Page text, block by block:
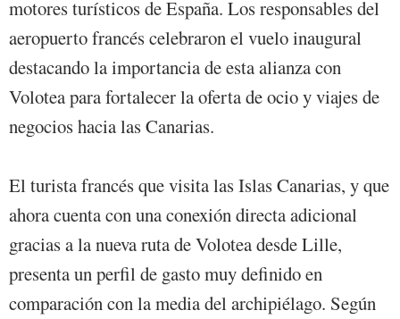
motores turísticos de España. Los responsables del
aeropuerto francés celebraron el vuelo inaugural
destacando la importancia de esta alianza con
Volotea para fortalecer la oferta de ocio y viajes de
negocios hacia las Canarias.
El turista francés que visita las Islas Canarias, y que
ahora cuenta con una conexión directa adicional
gracias a la nueva ruta de Volotea desde Lille,
presenta un perfil de gasto muy definido en
comparación con la media del archipiélago. Según